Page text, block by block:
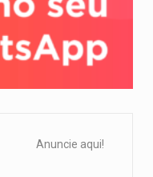
Anuncie aqui!